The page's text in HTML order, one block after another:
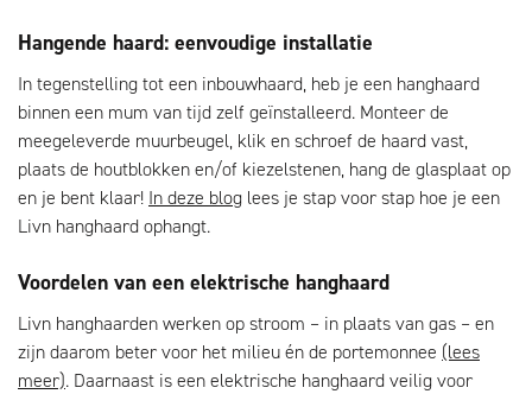
Hangende haard: eenvoudige installatie
In tegenstelling tot een inbouwhaard, heb je een hanghaard
binnen een mum van tijd zelf geïnstalleerd. Monteer de
meegeleverde muurbeugel, klik en schroef de haard vast,
plaats de houtblokken en/of kiezelstenen, hang de glasplaat op
en je bent klaar! In deze blog lees je stap voor stap hoe je een
Livn hanghaard ophangt.
Voordelen van een elektrische hanghaard
Livn hanghaarden werken op stroom – in plaats van gas – en
zijn daarom beter voor het milieu én de portemonnee (lees
meer). Daarnaast is een elektrische hanghaard veilig voor